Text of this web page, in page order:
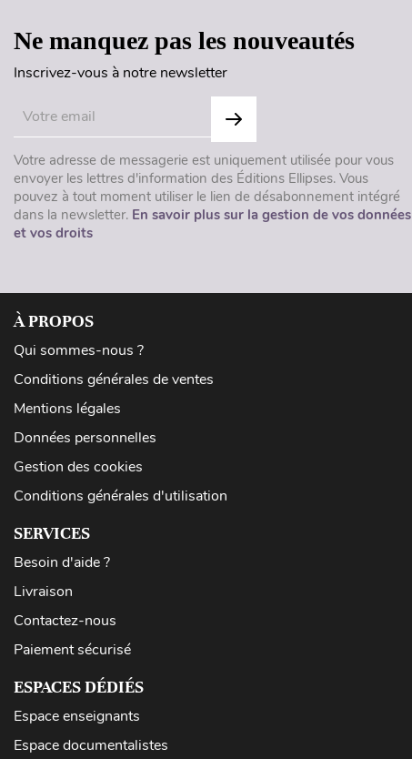
Ne manquez pas les nouveautés
Inscrivez-vous à notre newsletter
Votre adresse de messagerie est uniquement utilisée pour vous
envoyer les lettres d'information des Éditions Ellipses. Vous
pouvez à tout moment utiliser le lien de désabonnement intégré
dans la newsletter. En savoir plus sur la gestion de vos données
et vos droits
À PROPOS
Qui sommes-nous ?
Conditions générales de ventes
Mentions légales
Données personnelles
Gestion des cookies
Conditions générales d'utilisation
SERVICES
Besoin d'aide ?
Livraison
Contactez-nous
Paiement sécurisé
ESPACES DÉDIÉS
Espace enseignants
Espace documentalistes